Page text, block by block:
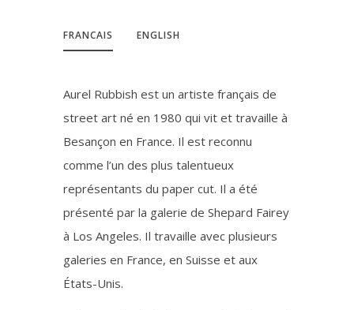
FRANCAIS ENGLISH
Aurel Rubbish est un artiste français de
street art né en 1980 qui vit et travaille à
Besançon en France. Il est reconnu
comme l’un des plus talentueux
représentants du paper cut. Il a été
présenté par la galerie de Shepard Fairey
à Los Angeles. Il travaille avec plusieurs
galeries en France, en Suisse et aux
États-Unis.